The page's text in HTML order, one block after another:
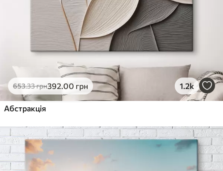
653.33грн392.00 грн 1.2k
Абстракція